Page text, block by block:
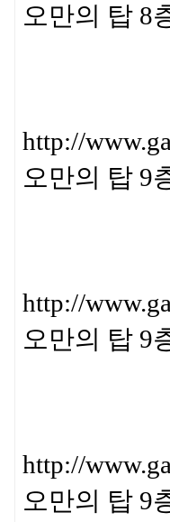
오만의 탑 8
http://
오만의 탑 9
http://
오만의 탑 9
http://
오만의 탑 9